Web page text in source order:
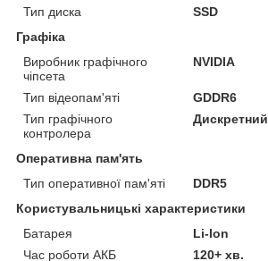
Тип диска
SSD
Графіка
Виробник графічного
чіпсета
NVIDIA
Тип відеопам'яті
GDDR6
Тип графічного
контролера
Дискретний
Оперативна пам'ять
Тип оперативної пам'яті
DDR5
Користувальницькі характеристики
Батарея
Li-Ion
Час роботи АКБ
120+ хв.